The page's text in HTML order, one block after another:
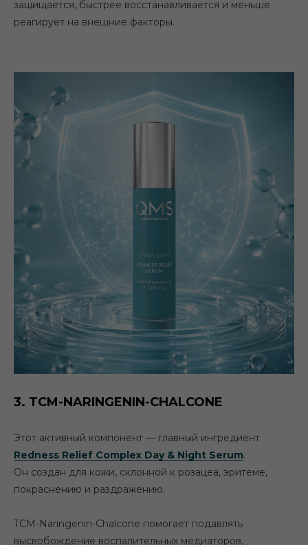
защищается, быстрее восстанавливается и меньше
реагирует на внешние факторы.
3. TCM-NARINGENIN-CHALCONE
Этот активный компонент — главный ингредиент
Redness Relief Complex Day & Night Serum.
Он создан для кожи, склонной к розацеа, эритеме,
покраснению и раздражению.
TCM-Naringenin-Chalcone помогает подавлять
высвобождение воспалительных медиаторов,